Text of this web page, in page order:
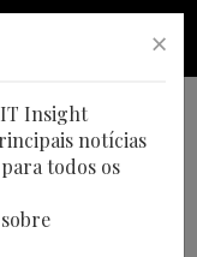
pode
×
Insight
notícias
todos os